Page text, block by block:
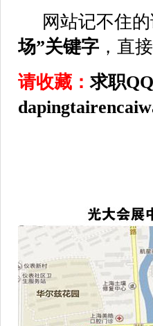
网站记不住的
场”关键字 ，直
请收藏：求职